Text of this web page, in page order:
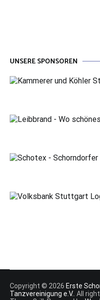
UNSERE SPONSOREN
Copyright © 2026 Erste
Tanzvereinigung e.V. . All